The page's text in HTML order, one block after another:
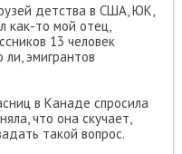
детства в США, ЮК,
как-то мой отец,
13 человек
ли, эмигрантов
в Канаде спросила
что она скучает,
такой вопрос.